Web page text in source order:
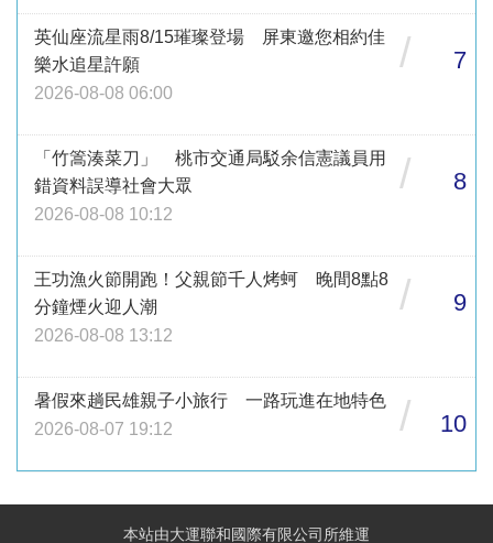
英仙座流星雨8/15璀璨登場 屏東邀您相約佳
樂水追星許願
2026-08-08 06:00
/ 7
「竹篙湊菜刀」 桃市交通局駁余信憲議員用
錯資料誤導社會大眾
2026-08-08 10:12
/ 8
王功漁火節開跑！父親節千人烤蚵 晚間8點8
分鐘煙火迎人潮
2026-08-08 13:12
/ 9
暑假來趟民雄親子小旅行 一路玩進在地特色
2026-08-07 19:12
/ 10
本站由大運聯和國際有限公司所維運